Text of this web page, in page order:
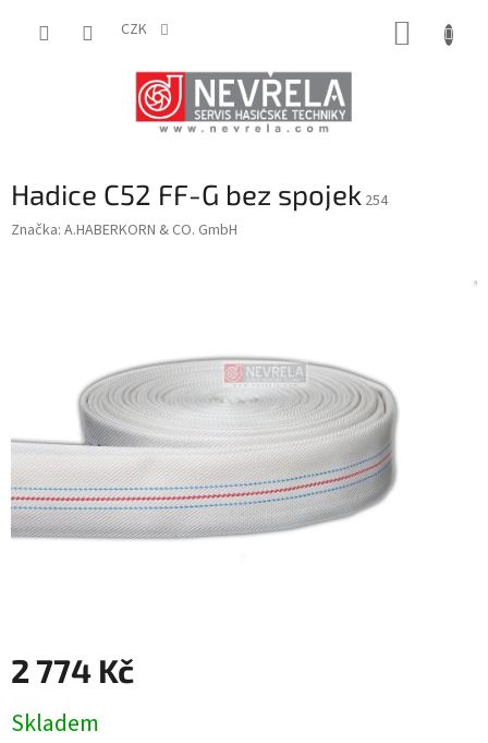
CZK
Hadice C52 FF-G bez spojek 254
Značka: A.HABERKORN & CO. GmbH
2 774 Kč
cena:
Skladem